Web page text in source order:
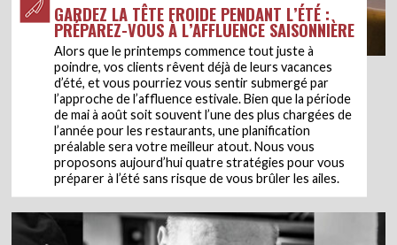
GARDEZ LA TÊTE FROIDE PENDANT L’ÉTÉ :
PRÉPAREZ-VOUS À L’AFFLUENCE SAISONNIÈRE
Alors que le printemps commence tout juste à
poindre, vos clients rêvent déjà de leurs vacances
d’été, et vous pourriez vous sentir submergé par
l’approche de l’affluence estivale. Bien que la période
de mai à août soit souvent l’une des plus chargées de
l’année pour les restaurants, une planification
préalable sera votre meilleur atout. Nous vous
proposons aujourd’hui quatre stratégies pour vous
préparer à l’été sans risque de vous brûler les ailes.